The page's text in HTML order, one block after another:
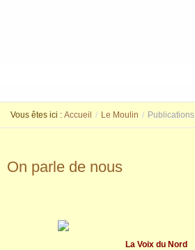
Vous êtes ici : Accueil / Le Moulin / Publications
On parle de nous
La Voix du Nord